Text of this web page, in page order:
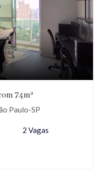
74m²
Paulo-SP
2 Vagas